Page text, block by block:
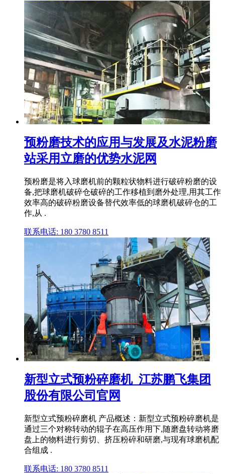
预粉磨技术的应用与发展及水泥粉磨
站采用立磨的优势水泥网
预粉磨是将入球磨机前的颗粒状物料进行破碎粉磨的设
备,把球磨机破碎仓破碎的工作移植到磨外处理,用其工作
效率高的破碎粉磨设备替代效率低的球磨机破碎仓的工
作,从 .
联系电话: 180 3780 8511
新型立式预粉碎磨机_江苏鹏飞集团
股份有限公司官网
新型立式预粉碎磨机 产品概述：新型立式预粉碎磨机是
通过三个对称转动的辊子在高压作用下,随磨盘转动将磨
盘上的物料进行剪切、挤压粉碎和研磨,与现有球磨机配
合组成 .
联系电话: 180 3780 8511